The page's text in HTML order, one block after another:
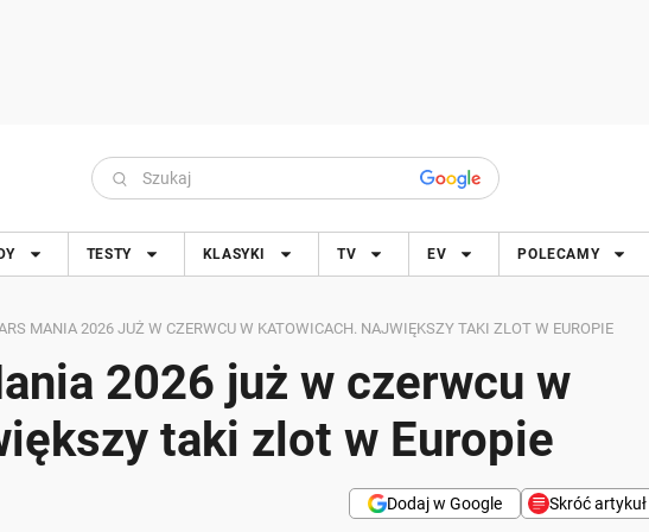
TESTY KLASYKI TV EV POLECAMY
MANIA 2026 JUŻ W CZERWCU W KATOWICACH. NAJWIĘKSZY TAKI ZLOT W EUROPIE
2026 już w czerwcu w
taki zlot w Europie
Skróć artykuł
Dodaj w Google